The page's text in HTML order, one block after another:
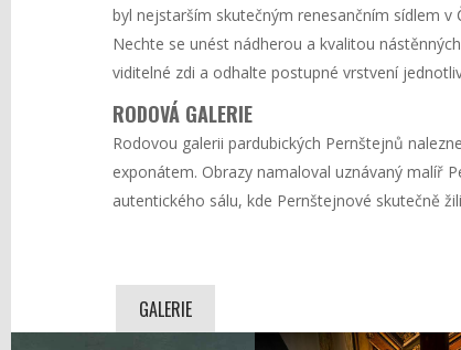
byl nejstarším skutečným renesančním sídlem v
Nechte se unést nádherou a kvalitou
viditelné zdi a odhalte postupné vrstvení
RODOVÁ GALERIE
Rodovou galerii pardubických Pernštejnů
exponátem. Obrazy namaloval uznávaný malíř
autentického sálu, kde Pernštejnové skutečně
GALERIE